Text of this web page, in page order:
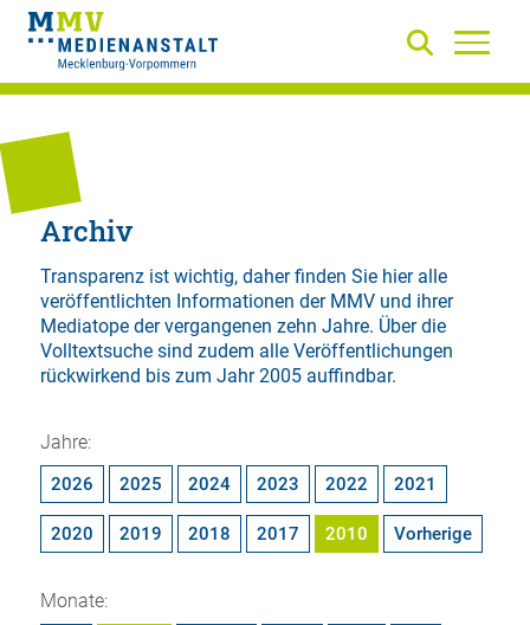
Archiv
Transparenz ist wichtig, daher finden Sie hier alle
veröffentlichten Informationen der MMV und ihrer
Mediatope der vergangenen zehn Jahre. Über die
Volltextsuchesind zudem alle Veröffentlichungen
rückwirkend bis zum Jahr 2005 auffindbar.
Jahre:
2026 2025 2024 2023 2022 2021
2020 2019 2018 2017 2010 Vorherige
Monate: